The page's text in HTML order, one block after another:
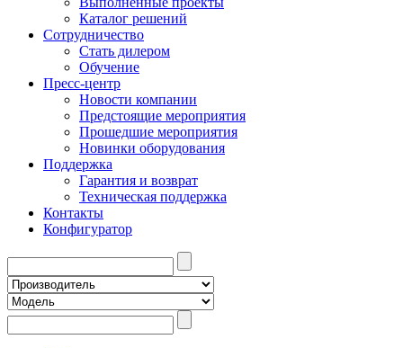
Каталог решений
Сотрудничество
Стать дилером
Обучение
Пресс-центр
Новости компании
Предстоящие мероприятия
Прошедшие мероприятия
Новинки оборудования
Поддержка
Гарантия и возврат
Техническая поддержка
Контакты
Конфигуратор